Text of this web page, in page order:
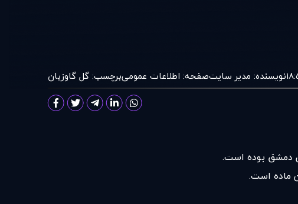
نویسنده: مدير سايتصفحه: اطلاعات عمومیبرچسب:گل گاوزبان
ماده است.